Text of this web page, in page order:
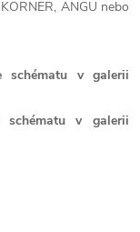
ANGU nebo
schématu v galerii
schématu v galerii